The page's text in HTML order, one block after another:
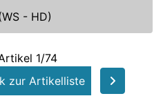
- HD)
1/74
zur Artikelliste